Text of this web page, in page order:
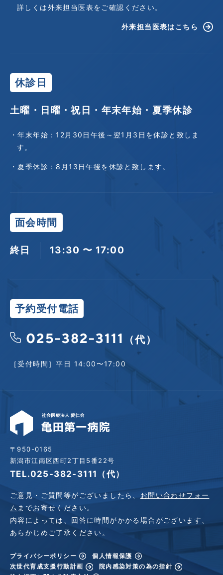
詳しくは外来担当医表をご確認ください。
外来担当医表はこちら
休診日
土曜・日曜・祝日・年末年始・夏季休診
・年末年始：12月30日午後～翌1月3日を休診と致しま
す。
・夏季休診：8月13日午後を休診と致します。
面会時間
終日 13:30 〜 17:00
予約受付電話
025-382-3111 （代）
［受付時間］平日 14:00〜17:00
〒950-0165
新潟市江南区西町2丁目5番22号
TEL.025-382-3111（代）
ご意見・ご質問等がございましたら、 お問い合わせフォー
ム までお寄せください。
内容によっては、回答に時間がかかる場合がございます、
あらかじめご了承ください。
プライバシーポリシー
個人情報保護
次世代育成支援行動計画
院内感染対策の為の指針